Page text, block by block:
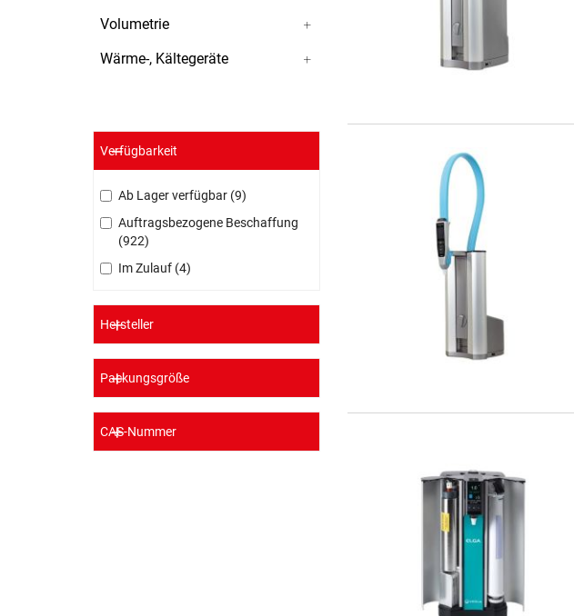
Volumetrie
Wärme-, Kältegeräte
Verfügbarkeit
Ab Lager verfügbar 9
Auftragsbezogene Beschaffung
922
Im Zulauf 4
Hersteller
Packungsgröße
CAS-Nummer